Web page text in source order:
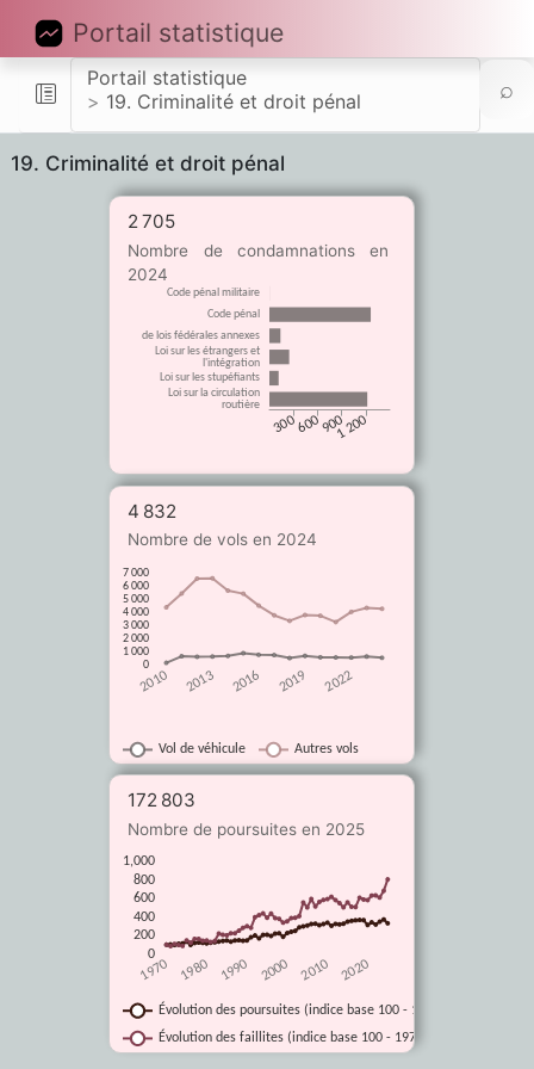
Portail statistique
Portail statistique
19. Criminalité et droit pénal
19. Criminalité et droit pénal
⌕
2 705
Nombre de condamnations en
2024
Loi sur la circulation
routière
Loi sur les stupéfiants
Loi sur les étrangers et
l'intégration
de lois fédérales annexes
Code pénal
Code pénal militaire
3006009001 200
4 832
Nombre de vols en 2024
0
1 000
2 000
3 000
4 000
5 000
6 000
7 000
2010 2013 2016 2019 2022
Vol de véhicule Autres vols
172 803
Nombre de poursuites en 2025
0
200
400
600
800
1,000
1970 1980 1990 2000 2010 2020
Évolution des poursuites (indice base 100 - 1970 année de
Évolution des faillites (indice base 100 - 1970 année de